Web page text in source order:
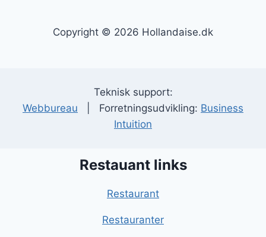
Copyright © 2026 Hollandaise.dk
Teknisk support:
Webbureau | Forretningsudvikling: Business
Intuition
Restauant links
Restaurant
Restauranter